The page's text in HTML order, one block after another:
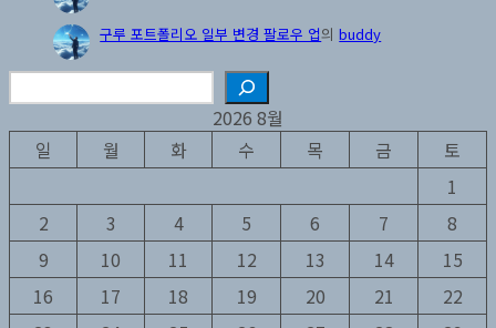
구루 포트폴리오 일부 변경 팔로우 업의buddy
색
2026 8월
일
월 화 수 목 금
토
1
2
3 4 5 6 7
8
9
10 11 12 13 14
15
16
17 18 19 20 21
22